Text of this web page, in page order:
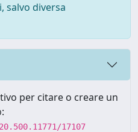
salvo diversa
per citare o creare un
17107